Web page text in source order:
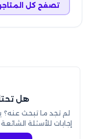
تصفح كل المتاجر
هل
لم تجد ما تبحث عنه؟
إجابات للأسئلة